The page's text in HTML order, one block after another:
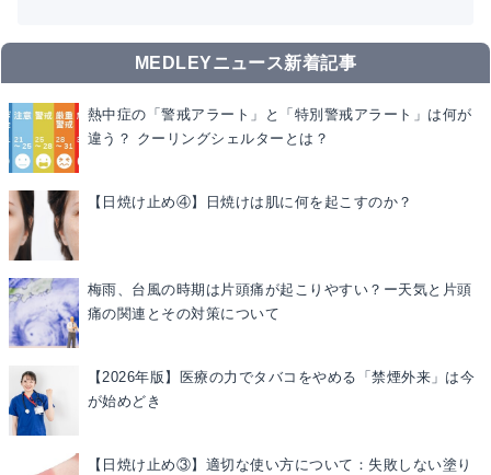
MEDLEYニュース新着記事
熱中症の「警戒アラート」と「特別警戒アラート」は何が
違う？ クーリングシェルターとは？
【日焼け止め④】日焼けは肌に何を起こすのか？
梅雨、台風の時期は片頭痛が起こりやすい？ー天気と片頭
痛の関連とその対策について
【2026年版】医療の力でタバコをやめる「禁煙外来」は今
が始めどき
【日焼け止め③】適切な使い方について：失敗しない塗り